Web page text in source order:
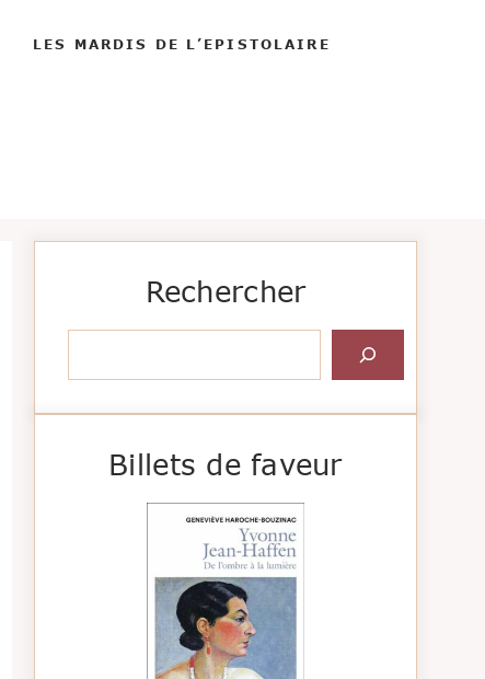
LES MARDIS DE L’EPISTOLAIRE
Rechercher
Billets de faveur